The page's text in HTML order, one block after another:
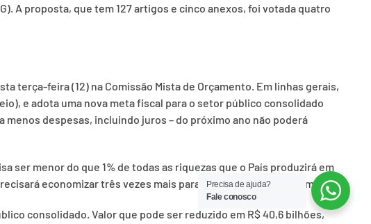
A proposta, que tem 127 artigos e cinco anexos, foi votada quatro
terça-feira (12) na Comissão Mista de Orçamento. Em linhas gerais,
e adota uma nova meta fiscal para o setor público consolidado
despesas, incluindo juros – do próximo ano não poderá
ser menor do que 1% de todas as riquezas que o País produzirá em
economizar três vezes mais para ter o saldo dentro da meta.
consolidado. Valor que pode ser reduzido em R$ 40,6 bilhões,
Precisa de ajuda?
Fale conosco